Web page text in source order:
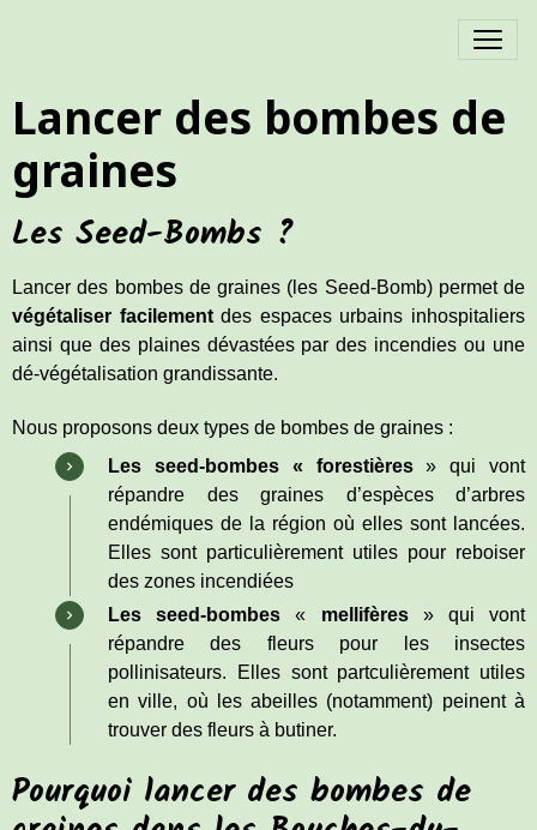
Lancer des bombes de
graines
Les Seed-Bombs ?
Lancer des bombes de graines (les Seed-Bomb) permet de
végétaliser facilementdes espaces urbains inhospitaliers
ainsi que des plaines dévastées par des incendies ou une
dé-végétalisation grandissante.
Nous proposons deux types de bombes de graines :
Les seed-bombes « forestières» qui vont
répandre des graines d’espèces d’arbres
endémiques de la région où elles sont lancées.
Elles sont particulièrement utiles pour reboiser
des zones incendiées
Lesseed-bombes« mellifères» qui vont
répandre des fleurs pour les insectes
pollinisateurs. Elles sont partculièrement utiles
en ville, où les abeilles (notamment) peinent à
trouver des fleurs à butiner.
Pourquoi lancer des bombes de